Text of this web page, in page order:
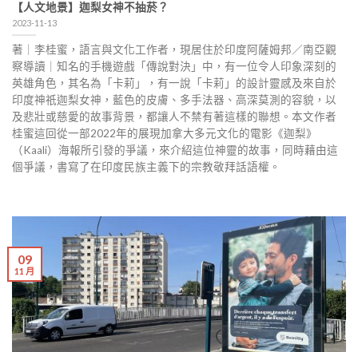
【人文地景】迦梨女神不抽菸？
2023-11-13
著｜李桂蜜，語言與文化工作者，現居住於印度阿薩姆邦／南亞觀
察導讀｜知名的手機遊戲「傳說對決」中，有一位令人印象深刻的
英雄角色，其名為「卡莉」，有一說「卡莉」的設計靈感及來自於
印度神祇迦梨女神，藍色的皮膚、多手法器、高深莫測的容貌，以
及悲壯或慈愛的故事背景，都讓人不禁有著這樣的聯想。本文作者
桂蜜這回從一部2022年的展現加拿大多元文化的電影《迦梨》
（Kaali）海報所引發的爭議，來介紹這位神靈的故事，同時藉由這
個爭議，書寫了在印度民族主義下的宗教敬拜話語權。
09
11 月